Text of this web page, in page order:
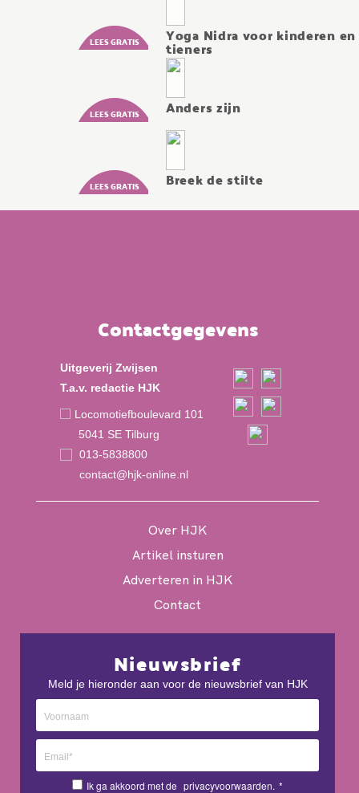
Yoga Nidra voor kinderen en
tieners
Anders zijn
Breek de stilte
Nieuwsbrief
Meld je hieronder aan voor de nieuwsbrief van HJK
Ik ga akkoord met de privacyvoorwaarden. *
Over HJK
Artikel insturen
Adverteren in HJK
Contact
Contactgegevens
Uitgeverij Zwijsen
T.a.v. redactie HJK
Locomotiefboulevard 101
5041 SE Tilburg
013-5838800
contact@hjk-online.nl